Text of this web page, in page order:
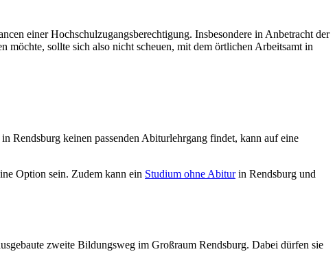
einer Hochschulzugangsberechtigung. Insbesondere in Anbetracht der
möchte, sollte sich also nicht scheuen, mit dem örtlichen Arbeitsamt in
Rendsburg keinen passenden Abiturlehrgang findet, kann auf eine
Option sein. Zudem kann ein Studium ohne Abiturin Rendsburg und
zweite Bildungsweg im Großraum Rendsburg. Dabei dürfen sie